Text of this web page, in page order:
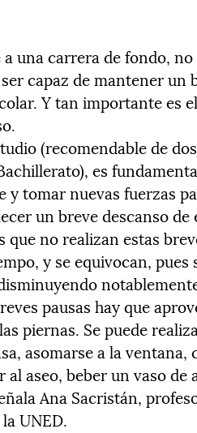
una carrera de fondo,
capaz de mantener
Y tan importante es
(recomendable de
es
y tomar nuevas fuerzas
un breve descanso
no realizan estas
y se equivocan,
pausas hay que
piernas. Se puede
asomarse a la
aseo, beber un vaso de
Ana Sacristán,
UNED.